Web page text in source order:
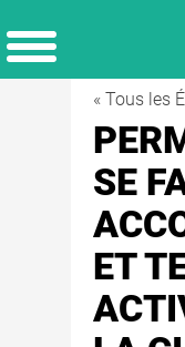
« Tous les
SE
ET